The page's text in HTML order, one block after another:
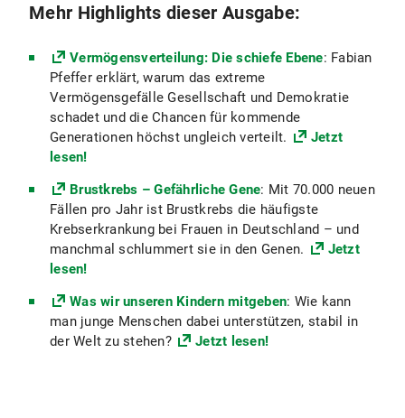
Mehr Highlights dieser Ausgabe:
Vermögensverteilung: Die schiefe Ebene: Fabian
Pfeffer erklärt, warum das extreme
Vermögensgefälle Gesellschaft und Demokratie
schadet und die Chancen für kommende
Generationen höchst ungleich verteilt.
Jetzt
lesen!
Brustkrebs – Gefährliche Gene: Mit 70.000 neuen
Fällen pro Jahr ist Brustkrebs die häufigste
Krebserkrankung bei Frauen in Deutschland – und
manchmal schlummert sie in den Genen.
Jetzt
lesen!
Was wir unseren Kindern mitgeben: Wie kann
man junge Menschen dabei unterstützen, stabil in
der Welt zu stehen?
Jetzt lesen!